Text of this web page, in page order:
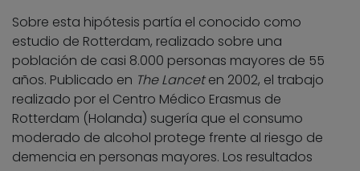
Sobre esta hipótesis partía el conocido como
estudio de Rotterdam, realizado sobre una
población de casi 8.000 personas mayores de 55
años. Publicado en The Lanceten 2002, el trabajo
realizado por el Centro Médico Erasmus de
Rotterdam (Holanda) sugería que el consumo
moderado de alcohol protege frente al riesgo de
demencia en personas mayores. Los resultados